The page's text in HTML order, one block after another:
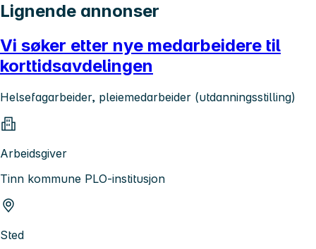
Lignende annonser
Vi søker etter nye medarbeidere til
korttidsavdelingen
Helsefagarbeider, pleiemedarbeider (utdanningsstilling)
Arbeidsgiver
Tinn kommune PLO-institusjon
Sted